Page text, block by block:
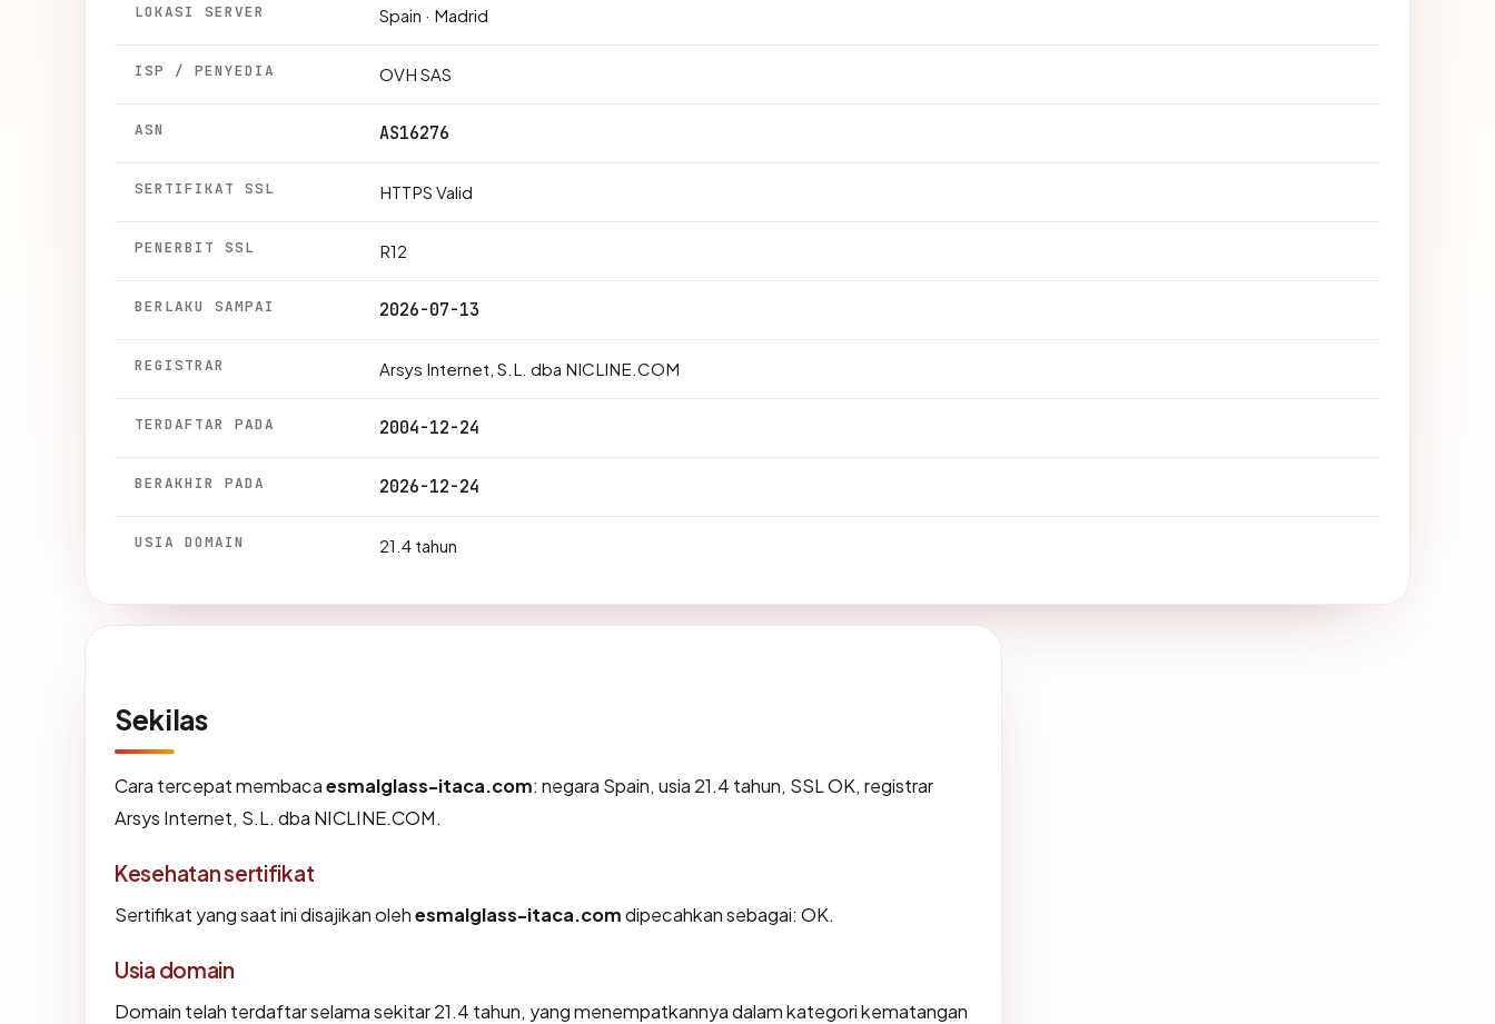
LOKASI SERVER Spain · Madrid
ISP / PENYEDIA OVH SAS
ASN AS16276
SERTIFIKAT SSL HTTPS Valid
PENERBIT SSL R12
BERLAKU SAMPAI 2026-07-13
REGISTRAR Arsys Internet, S.L. dba NICLINE.COM
TERDAFTAR PADA 2004-12-24
BERAKHIR PADA 2026-12-24
USIA DOMAIN 21.4 tahun
Sekilas
Cara tercepat membacaesmalglass-itaca.com: negara Spain, usia 21.4 tahun, SSL OK, registrar
Arsys Internet, S.L. dba NICLINE.COM.
Kesehatan sertifikat
Sertifikat yang saat ini disajikan olehesmalglass-itaca.comdipecahkan sebagai: OK.
Usia domain
Domain telah terdaftar selama sekitar 21.4 tahun, yang menempatkannya dalam kategori kematangan